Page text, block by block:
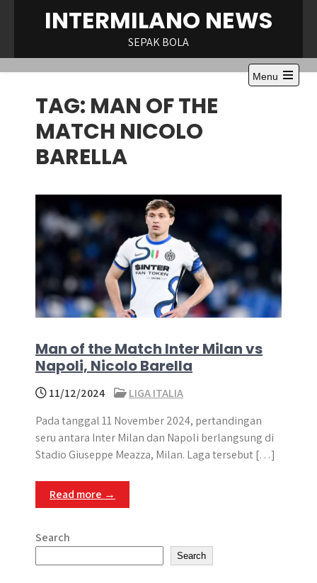
INTERMILANO NEWS
SEPAK BOLA
Menu
Open
TAG: MAN OF THE
MATCH NICOLO
BARELLA
Man of the Match Inter Milan vs
Napoli, Nicolo Barella
11/12/2024
LIGA ITALIA
Pada tanggal 11 November 2024, pertandingan
seru antara Inter Milan dan Napoli berlangsung di
Stadio Giuseppe Meazza, Milan. Laga tersebut […]
Read more →
Search
Search